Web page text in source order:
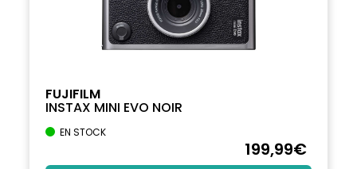
FUJIFILM
INSTAX MINI EVO NOIR
EN STOCK
199,99€